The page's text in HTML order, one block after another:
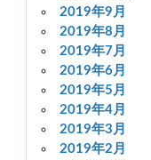
2019年9月
2019年8月
2019年7月
2019年6月
2019年5月
2019年4月
2019年3月
2019年2月